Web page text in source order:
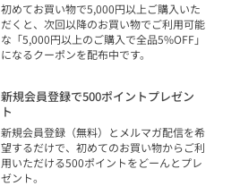
初めてお買い物で5,000円以上ご購入いた
だくと、次回以降のお買い物でご利用可能
な「5,000円以上のご購入で全品5%OFF」
になるクーポンを配布中です。
新規会員登録で500ポイントプレゼン
ト
新規会員登録（無料）とメルマガ配信を希
望するだけで、初めてのお買い物からご利
用いただける500ポイントをどーんとプレ
ゼント。